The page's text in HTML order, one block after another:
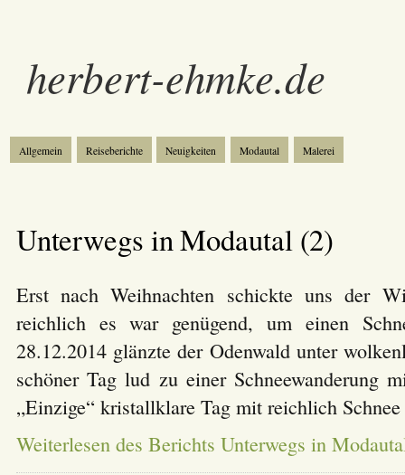
herbert-ehmke.de
Allgemein Reiseberichte Neuigkeiten Modautal Malerei
Unterwegs in Modautal (2)
Erst nach Weihnachten schickte uns der
reichlich es war genügend, um einen
28.12.2014 glänzte der Odenwald unter
schöner Tag lud zu einer Schneewanderung
„Einzige“ kristallklare Tag mit reichlich
Weiterlesen des Berichts Unterwegs in